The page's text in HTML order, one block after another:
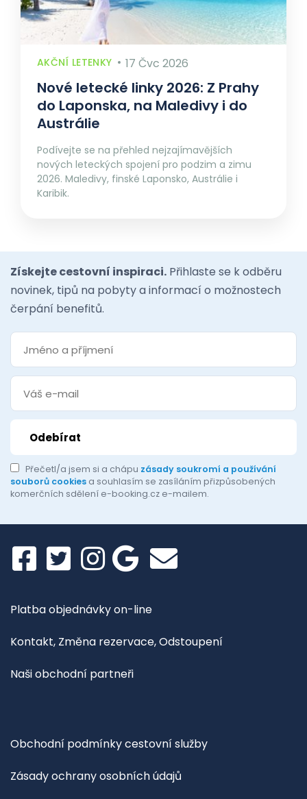
AKČNÍ LETENKY 17 Čvc 2026
Nové letecké linky 2026: Z Prahy
do Laponska, na Maledivy i do
Austrálie
Podívejte se na přehled nejzajímavějších
nových leteckých spojení pro podzim a zimu
2026. Maledivy, finské Laponsko, Austrálie i
Karibik.
Získejte cestovní inspiraci. Přihlaste se k odběru
novinek, tipů na pobyty a informací o možnostech
čerpání benefitů.
Přečetl/a jsem si a chápu zásady soukromí a používání
souborů cookies a souhlasím se zasíláním přizpůsobených
komerčních sdělení e-booking.cz e-mailem.
Platba objednávky on-line
Kontakt, Změna rezervace, Odstoupení
Naši obchodní partneři
Obchodní podmínky cestovní služby
Zásady ochrany osobních údajů